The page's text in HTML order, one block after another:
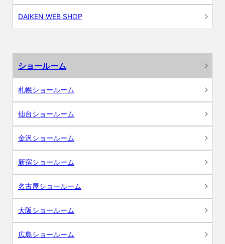
DAIKEN WEB SHOP
ショールーム
札幌ショールーム
仙台ショールーム
金沢ショールーム
新宿ショールーム
名古屋ショールーム
大阪ショールーム
広島ショールーム